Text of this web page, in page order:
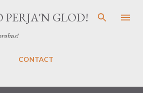
la conținutul principal
PERJA'N GLOD!
CONTACT